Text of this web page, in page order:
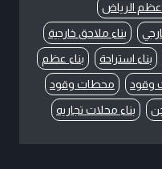
الرياض
بناء ملاحق خارجية
بناء استراحة
بناء عظم
وقود
محطات وقود
بناء محلات تجاريه